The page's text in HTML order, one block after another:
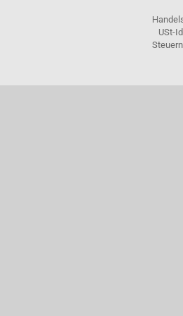
USt-